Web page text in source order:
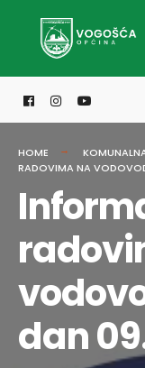
HOME
RADOVIMA NA
dan
for: